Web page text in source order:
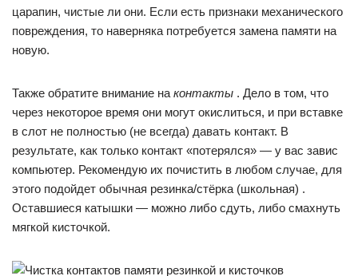
царапин, чистые ли они. Если есть признаки механического
повреждения, то наверняка потребуется замена памяти на
новую.
Также обратите внимание на контакты . Дело в том, что
через некоторое время они могут окислиться, и при вставке
в слот не полностью (не всегда) давать контакт. В
результате, как только контакт «потерялся» — у вас завис
компьютер. Рекомендую их почистить в любом случае, для
этого подойдет обычная резинка/стёрка (школьная) .
Оставшиеся катышки — можно либо сдуть, либо смахнуть
мягкой кисточкой.